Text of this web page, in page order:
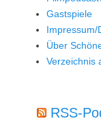
Gastspiele
Impressum/
Über
Verzeichnis
RSS-